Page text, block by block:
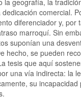
la geografía, la
comercial.
diferenciador y, por
marroquí. Sin
suponían una
hecho, se pueden
tesis que aquí
una vía indirecta: la
su